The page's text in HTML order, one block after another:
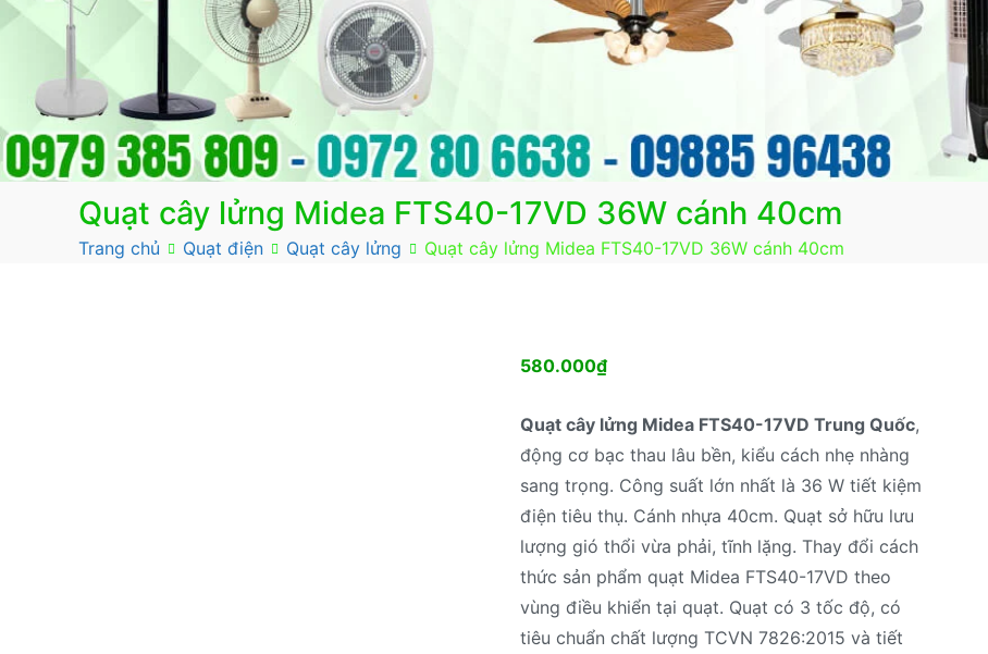
Quạt cây lửng Midea FTS40-17VD 36W cánh 40cm
Trang chủ Quạt điện Quạt cây lửng Quạt cây lửng Midea FTS40-17VD 36W cánh 40cm
580.000₫
Quạt cây lửng Midea FTS40-17VD Trung Quốc,
động cơ bạc thau lâu bền, kiểu cách nhẹ nhàng
sang trọng. Công suất lớn nhất là 36 W tiết kiệm
điện tiêu thụ. Cánh nhựa 40cm. Quạt sở hữu lưu
lượng gió thổi vừa phải, tĩnh lặng. Thay đổi cách
thức sản phẩm quạt Midea FTS40-17VD theo
vùng điều khiển tại quạt. Quạt có 3 tốc độ, có
tiêu chuẩn chất lượng TCVN 7826:2015 và tiết